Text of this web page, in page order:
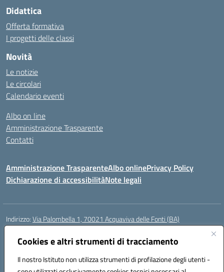
Cookies e altri strumenti di tracciamento
Il nostro Istituto non utilizza strumenti di profilazione degli utenti -
Didattica
Offerta formativa
I progetti delle classi
Novità
Le notizie
Le circolari
Calendario eventi
Albo on line
Amministrazione Trasparente
Contatti
Amministrazione TrasparenteAlbo onlinePrivacy Policy
Dichiarazione di accessibilitàNote legali
Indirizzo:Via Palombella 1, 70021 Acquaviva delle Fonti (BA)
Centralino:
Posta elettronica certificata (PEC):baic89400e@pec.istruzione.it
Codice fiscale: 91121590722
Codice meccanografico:baic89400e